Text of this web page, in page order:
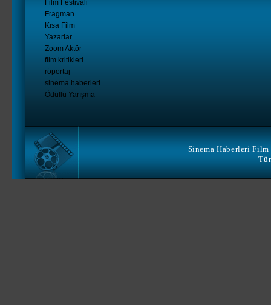
Film Festivali
Fragman
Kısa Film
Yazarlar
Zoom Aktör
film kritikleri
röportaj
sinema haberleri
Ödüllü Yarışma
Sinema Haberleri